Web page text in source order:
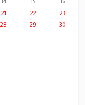
21 22
23
28 29
30